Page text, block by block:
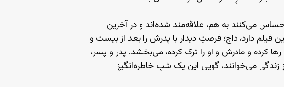
می‌کنند به هم، علاقه‌مند شده‌اند و در آخرین
فیلم دارد، داج؛ فرصتِ دیدار با پدرش را بعد از بیست و
کرده و مادرش و او را ترک کرده، می‌بخشد. پدر و پسر،
زندگی می‌خوانند، گویی این یک شبِ خاطره‌انگیزِ